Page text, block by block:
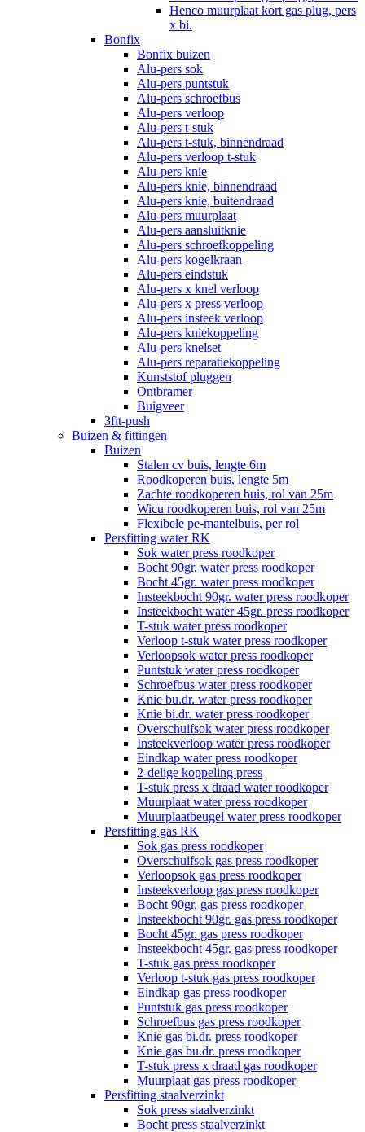
Henco muurplaat kort gas plug, pers
x bi.
Bonfix
Bonfix buizen
Alu-pers sok
Alu-pers puntstuk
Alu-pers schroefbus
Alu-pers verloop
Alu-pers t-stuk
Alu-pers t-stuk, binnendraad
Alu-pers verloop t-stuk
Alu-pers knie
Alu-pers knie, binnendraad
Alu-pers knie, buitendraad
Alu-pers muurplaat
Alu-pers aansluitknie
Alu-pers schroefkoppeling
Alu-pers kogelkraan
Alu-pers eindstuk
Alu-pers x knel verloop
Alu-pers x press verloop
Alu-pers insteek verloop
Alu-pers kniekoppeling
Alu-pers knelset
Alu-pers reparatiekoppeling
Kunststof pluggen
Ontbramer
Buigveer
3fit-push
Buizen & fittingen
Buizen
Stalen cv buis, lengte 6m
Roodkoperen buis, lengte 5m
Zachte roodkoperen buis, rol van 25m
Wicu roodkoperen buis, rol van 25m
Flexibele pe-mantelbuis, per rol
Persfitting water RK
Sok water press roodkoper
Bocht 90gr. water press roodkoper
Bocht 45gr. water press roodkoper
Insteekbocht 90gr. water press roodkoper
Insteekbocht water 45gr. press roodkoper
T-stuk water press roodkoper
Verloop t-stuk water press roodkoper
Verloopsok water press roodkoper
Puntstuk water press roodkoper
Schroefbus water press roodkoper
Knie bu.dr. water press roodkoper
Knie bi.dr. water press roodkoper
Overschuifsok water press roodkoper
Insteekverloop water press roodkoper
Eindkap water press roodkoper
2-delige koppeling press
T-stuk press x draad water roodkoper
Muurplaat water press roodkoper
Muurplaatbeugel water press roodkoper
Persfitting gas RK
Sok gas press roodkoper
Overschuifsok gas press roodkoper
Verloopsok gas press roodkoper
Insteekverloop gas press roodkoper
Bocht 90gr. gas press roodkoper
Insteekbocht 90gr. gas press roodkoper
Bocht 45gr. gas press roodkoper
Insteekbocht 45gr. gas press roodkoper
T-stuk gas press roodkoper
Verloop t-stuk gas press roodkoper
Eindkap gas press roodkoper
Puntstuk gas press roodkoper
Schroefbus gas press roodkoper
Knie gas bi.dr. press roodkoper
Knie gas bu.dr. press roodkoper
T-stuk press x draad gas roodkoper
Muurplaat gas press roodkoper
Persfitting staalverzinkt
Sok press staalverzinkt
Bocht press staalverzinkt